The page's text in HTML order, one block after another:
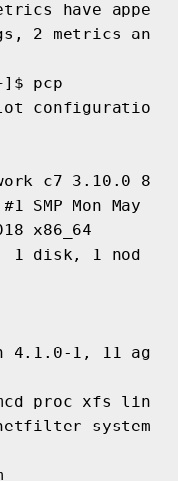
have appe
2 metrics an
pcp
configuratio
SMP Mon May
x86_64
system